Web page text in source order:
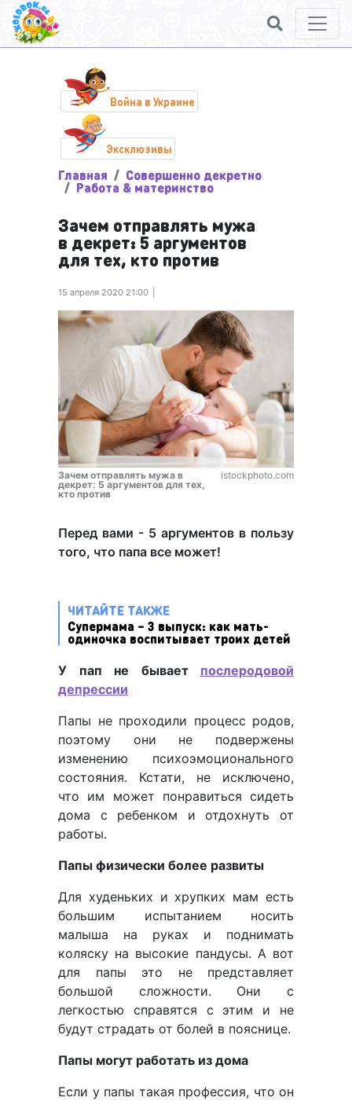
Война в Украине
Эксклюзивы
Главная Совершенно декретно
Работа & материнство
Зачем отправлять мужа
в декрет: 5 аргументов
для тех, кто против
15 апреля 2020 21:00
Зачем отправлять мужа в
декрет: 5 аргументов для тех,
кто против
istockphoto.com
Перед вами - 5 аргументов в пользу
того, что папа все может!
ЧИТАЙТЕ ТАКЖЕ
Супермама – 3 выпуск: как мать-
одиночка воспитывает троих детей
У пап не бывает послеродовой
депрессии
Папы не проходили процесс родов,
поэтому они не подвержены
изменению психоэмоционального
состояния. Кстати, не исключено,
что им может понравиться сидеть
дома с ребенком и отдохнуть от
работы.
Папы физически более развиты
Для худеньких и хрупких мам есть
большим испытанием носить
малыша на руках и поднимать
коляску на высокие пандусы. А вот
для папы это не представляет
большой сложности. Они с
легкостью справятся с этим и не
будут страдать от болей в пояснице.
Папы могут работать из дома
Если у папы такая профессия, что он